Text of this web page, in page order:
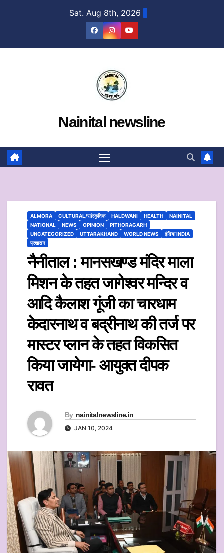
Sat. Aug 8th, 2026
Nainital newsline
ALMORA CULTURAL/सांस्कृतिक HALDWANI HEALTH
NAINITAL
NATIONAL
NEWS OPINION
PITHORAGARH
UNCATEGORIZED
UTTARAKHAND WORLD NEWS
इंडिया INDIA
प्रशासन
नैनीताल : मानसखण्ड मंदिर माला
मिशन के तहत जागेश्वर मन्दिर व
आदि कैलाश गूंजी का चारधाम
केेदारनाथ व बद्रीनाथ की तर्ज पर
मास्टर प्लान के तहत विकसित
किया जायेगा- आयुक्त दीपक
रावत
By nainitalnewsline.in
JAN 10, 2024